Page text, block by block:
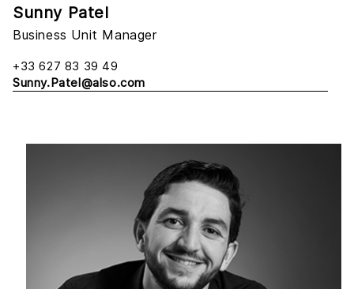
Sunny Patel
Business Unit Manager
+33 627 83 39 49
Sunny.Patel@also.com